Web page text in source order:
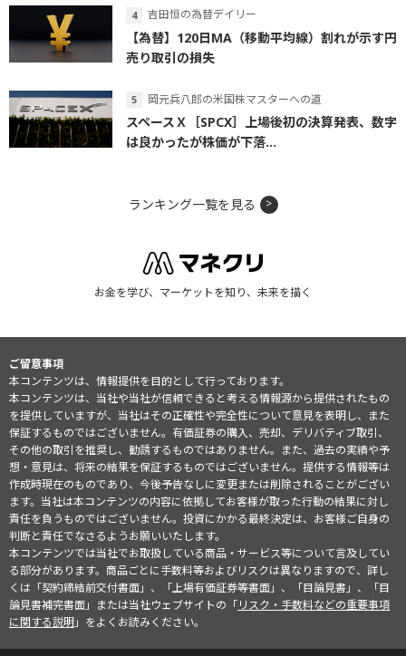
吉田恒の為替デイリー
【為替】120日MA（移動平均線）割れが示す円
売り取引の損失
岡元兵八郎の米国株マスターへの道
スペースＸ［SPCX］上場後初の決算発表、数字
は良かったが株価が下落...
ランキング一覧を見る
お金を学び、マーケットを知り、未来を描く
ご留意事項
本コンテンツは、情報提供を目的として行っております。
本コンテンツは、当社や当社が信頼できると考える情報源から提供されたもの
を提供していますが、当社はその正確性や完全性について意見を表明し、また
保証するものではございません。有価証券の購入、売却、デリバティブ取引、
その他の取引を推奨し、勧誘するものではありません。また、過去の実績や予
想・意見は、将来の結果を保証するものではございません。提供する情報等は
作成時現在のものであり、今後予告なしに変更または削除されることがござい
ます。当社は本コンテンツの内容に依拠してお客様が取った行動の結果に対し
責任を負うものではございません。投資にかかる最終決定は、お客様ご自身の
判断と責任でなさるようお願いいたします。
本コンテンツでは当社でお取扱している商品・サービス等について言及してい
る部分があります。商品ごとに手数料等およびリスクは異なりますので、詳し
くは「契約締結前交付書面」、「上場有価証券等書面」、「目論見書」、「目
論見書補完書面」または当社ウェブサイトの「リスク・手数料などの重要事項
に関する説明」をよくお読みください。